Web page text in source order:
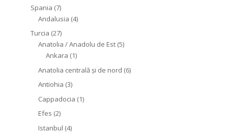
Spania (7)
Andalusia (4)
Turcia (27)
Anatolia / Anadolu de Est(5)
Ankara (1)
Anatolia centrală și de nord (6)
Antiohia (3)
Cappadocia (1)
Efes (2)
Istanbul (4)